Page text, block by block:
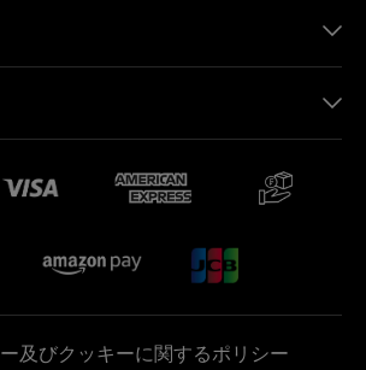
及びクッキーに関するポリシー